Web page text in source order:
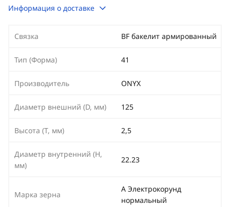
Информация о доставке
Связка BF бакелит армированный
Тип (Форма) 41
Производитель ONYX
Диаметр внешний (D, мм) 125
Высота (T, мм) 2,5
Диаметр внутренний (H,
мм)
22.23
Марка зерна
A Электрокорунд
нормальный